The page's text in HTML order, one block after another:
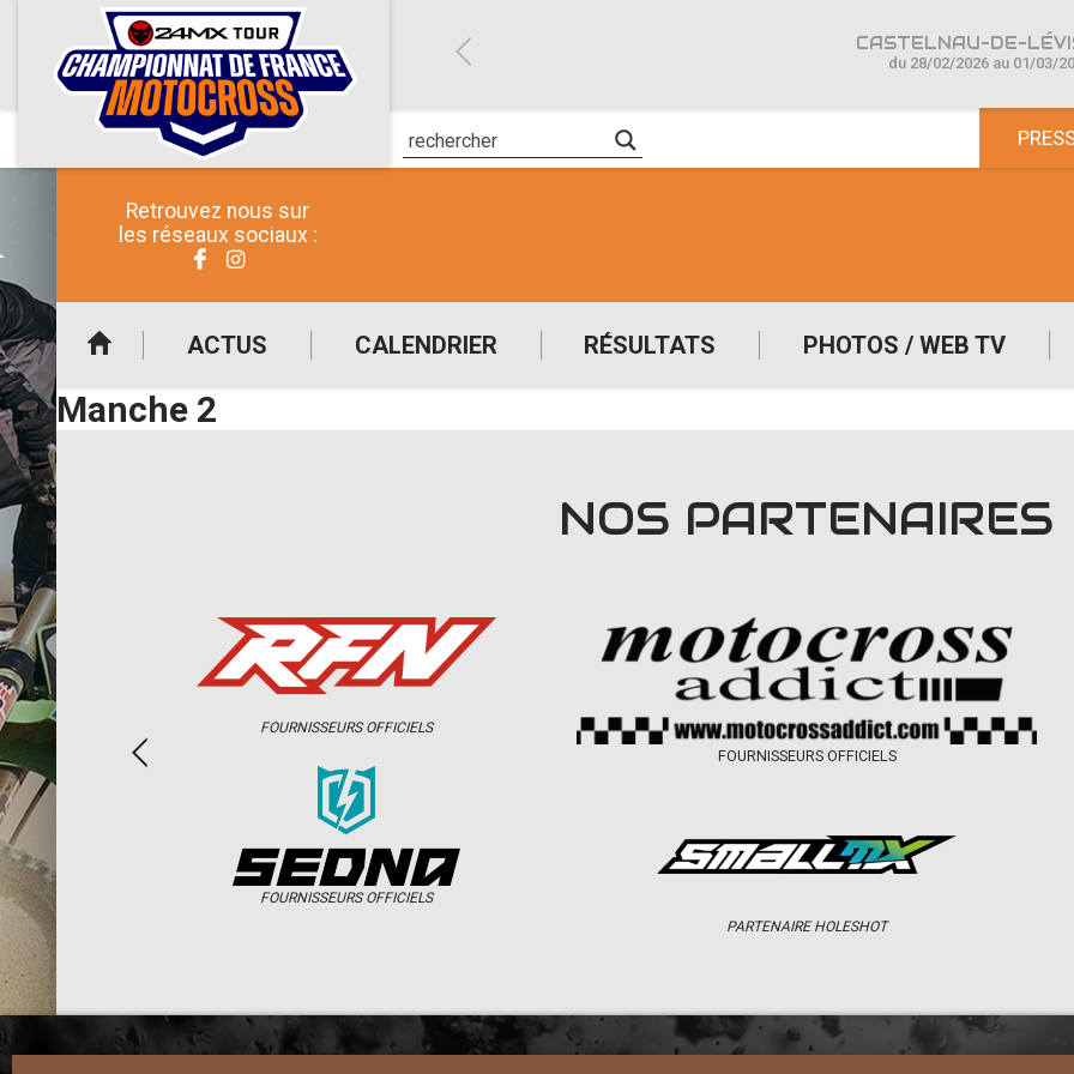
Retrouvez nous sur
les réseaux sociaux :
ACTUS CALENDRIER RÉSULTATS PHOTOS / WEB TV
CASTELNAU-DE-
du 28/02/2026 au 01/03/
Manche 2
NOS PARTENAIRES
FOURNISSEURS OFFICIELS
FOURNISSEURS OFFICIELS
FOURNISSEURS OFFICIELS
PARTENAIRE HOLESHOT